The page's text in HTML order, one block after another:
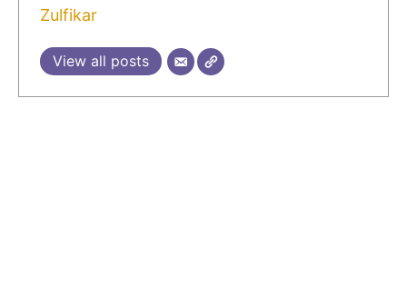
Zulfikar
View all posts